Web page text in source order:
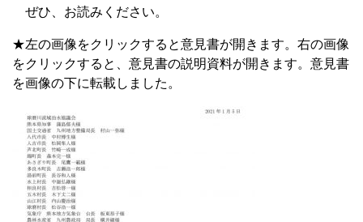
ぜひ、お読みください。
★左の画像をクリックすると意見書が開きます。右の画像
をクリックすると、意見書の説明資料が開きます。意見書
を画像の下に転載しました。